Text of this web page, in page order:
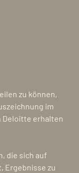
zu können,
im
Deloitte erhalten
die sich auf
Ergebnisse zu